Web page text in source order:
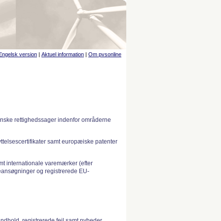
version | Aktuel information | Om pvsonline
rettighedssager indenfor områderne
samt europæiske patenter
internationale varemærker (efter
og registrerede EU-